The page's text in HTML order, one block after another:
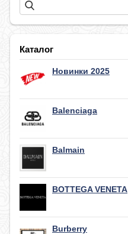
Каталог
Новинки 2025
Balenciaga
Balmain
BOTTEGA VENETA
Burberry